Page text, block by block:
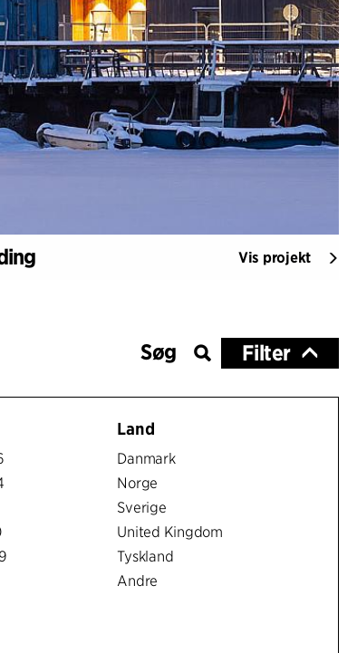
Vis projekt
Filter
Land
Danmark
Norge
Sverige
United Kingdom
Tyskland
Andre